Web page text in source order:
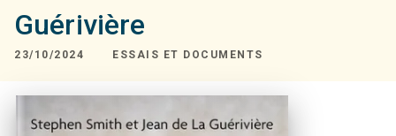
Guérivière
23/10/2024 ESSAIS ET DOCUMENTS